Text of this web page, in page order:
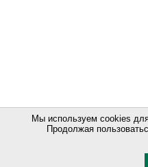
Мы используем cookies
Продолжая